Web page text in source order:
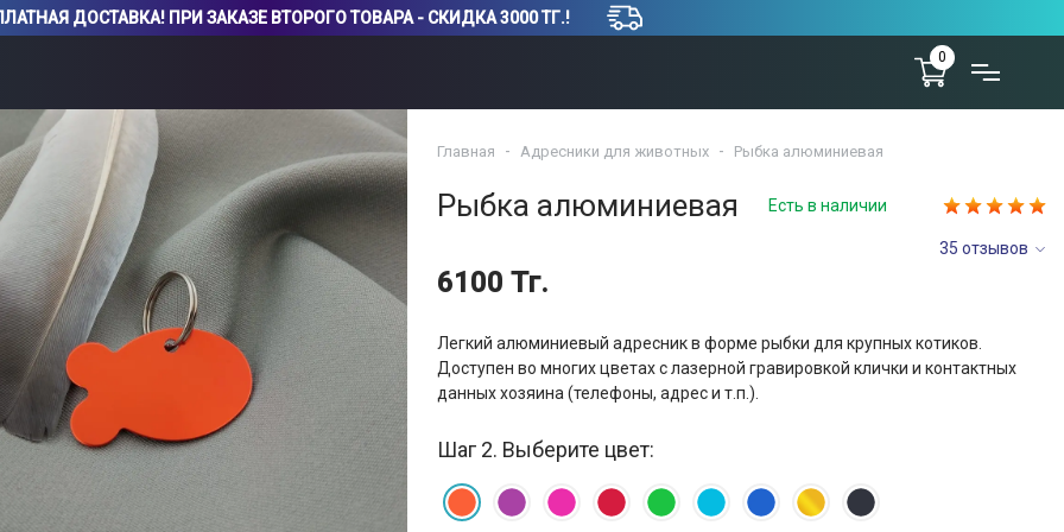
ДОСТАВКА! ПРИ ЗАКАЗЕ ВТОРОГО ТОВАРА - СКИДКА 3000 ТГ.!
0
Главная Адресники для животных Рыбка алюминиевая
Рыбка алюминиевая Есть в наличии
35 отзывов
6100 Тг.
Легкий алюминиевый адресник в форме рыбки для крупных котиков.
Доступен во многих цветах с лазерной гравировкой клички и контактных
данных хозяина (телефоны, адрес и т.п.).
Шаг 2. Выберите цвет: